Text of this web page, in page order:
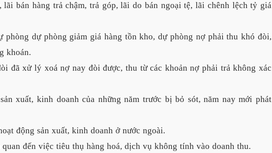
bán hàng trả chậm, trả góp, lãi do bán ngoại tệ, lãi chênh lệch tỷ giá
phòng dự phòng giảm giá hàng tồn kho, dự phòng nợ phải thu khó đòi,
khoán.
đã xử lý xoá nợ nay đòi được, thu từ các khoản nợ phải trả không xác
xuất, kinh doanh của những năm trước bị bỏ sót, năm nay mới phát
động sản xuất, kinh doanh ở nước ngoài.
đến việc tiêu thụ hàng hoá, dịch vụ không tính vào doanh thu.